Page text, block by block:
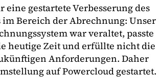
eine gestartete Verbesserung des
Bereich der Abrechnung: Unser
war veraltet, passte
heutige Zeit und erfüllte nicht die
Anforderungen. Daher
auf Powercloud gestartet.